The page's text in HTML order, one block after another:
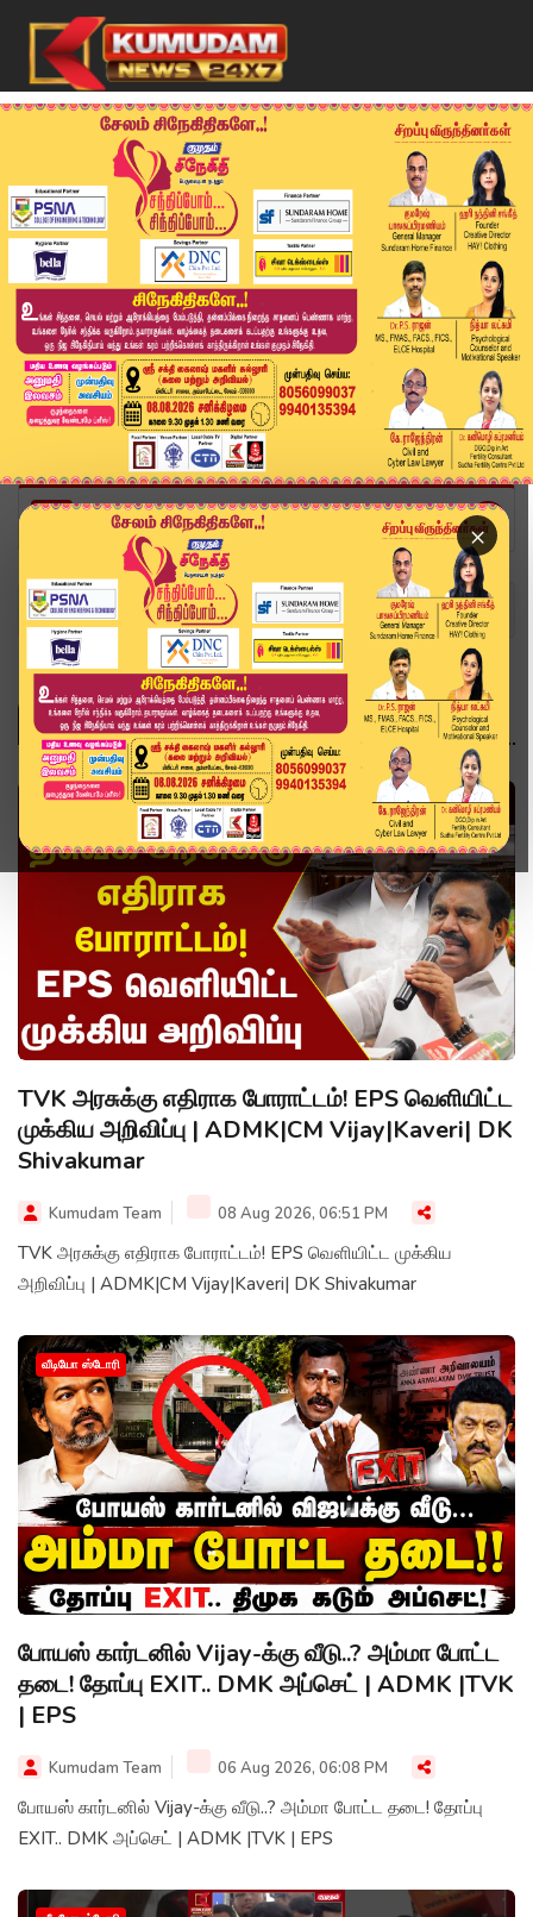
×
Home Topics
TVK அரசுக்கு எதிராக போராட்டம்! EPS வெளியிட்ட
முக்கிய அறிவிப்பு | ADMK|CM Vijay|Kaveri| DK
Shivakumar
Kumudam Team 08 Aug 2026, 06:51 PM
TVK அரசுக்கு எதிராக போராட்டம்! EPS வெளியிட்ட முக்கிய
அறிவிப்பு | ADMK|CM Vijay|Kaveri| DK Shivakumar
வீடியோ ஸ்டோரி
போயஸ் கார்டனில் Vijay-க்கு வீடு..? அம்மா போட்ட
தடை! தோப்பு EXIT.. DMK அப்செட் | ADMK |TVK
| EPS
Kumudam Team 06 Aug 2026, 06:08 PM
போயஸ் கார்டனில் Vijay-க்கு வீடு..? அம்மா போட்ட தடை! தோப்பு
EXIT.. DMK அப்செட் | ADMK |TVK | EPS